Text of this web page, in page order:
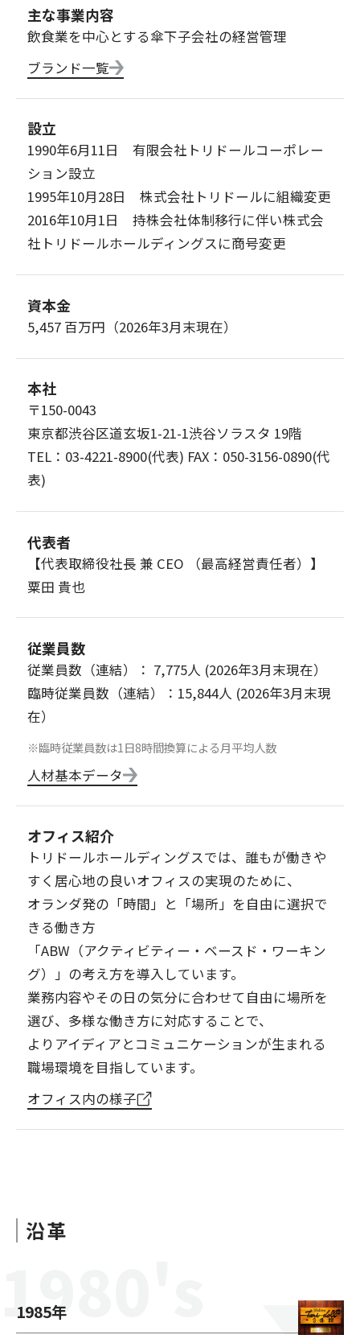
主な事業内容
飲食業を中心とする傘下子会社の経営管理
ブランド一覧
設立
1990年6月11日 有限会社トリドールコーポレー
ション設立
1995年10月28日 株式会社トリドールに組織変更
2016年10月1日 持株会社体制移行に伴い株式会
社トリドールホールディングスに商号変更
資本金
5,457 百万円（2026年3月末現在）
本社
〒150-0043
東京都渋谷区道玄坂1-21-1渋谷ソラスタ 19階
TEL：03-4221-8900(代表) FAX：050-3156-0890(代
表)
代表者
【代表取締役社長 兼 CEO （最高経営責任者）】
粟田 貴也
従業員数
従業員数（連結）： 7,775人 (2026年3月末現在）
臨時従業員数（連結）：15,844人 (2026年3月末現
在）
※臨時従業員数は1日8時間換算による月平均人数
人材基本データ
オフィス紹介
トリドールホールディングスでは、誰もが働きや
すく居心地の良いオフィスの実現のために、
オランダ発の「時間」と「場所」を自由に選択で
きる働き方
「ABW（アクティビティー・ベースド・ワーキン
グ）」の考え方を導入しています。
業務内容やその日の気分に合わせて自由に場所を
選び、多様な働き方に対応することで、
よりアイディアとコミュニケーションが生まれる
職場環境を目指しています。
オフィス内の様子
沿革
1980
1985年